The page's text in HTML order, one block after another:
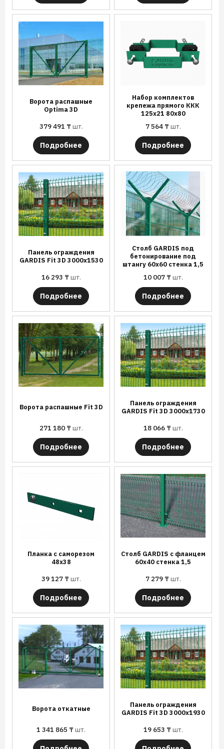
Ворота распашные
Optima 3D
379 491 ₸шт.
Подробнее
Набор комплектов
крепежа прямого ККК
125х21 80х80
7 564 ₸шт.
Подробнее
Панель ограждения
GARDIS Fit 3D 3000х1530
16 293 ₸шт.
Подробнее
Столб GARDIS под
бетонирование под
штангу 60х60 стенка 1,5
10 007 ₸шт.
Подробнее
Ворота распашные Fit 3D
271 180 ₸шт.
Подробнее
Панель ограждения
GARDIS Fit 3D 3000х1730
18 066 ₸шт.
Подробнее
Планка с саморезом
48х38
39 127 ₸шт.
Подробнее
Столб GARDIS с фланцем
60х40 стенка 1,5
7 279 ₸шт.
Подробнее
Ворота откатные
1 341 865 ₸шт.
Панель ограждения
GARDIS Fit 3D 3000х1930
19 653 ₸шт.